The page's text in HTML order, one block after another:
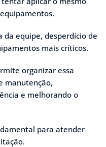
da equipe, desperdício de
mais críticos.
organizar essa
manutenção,
e melhorando o
para atender